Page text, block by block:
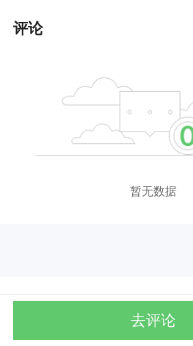
评论
暂无数据
去评论